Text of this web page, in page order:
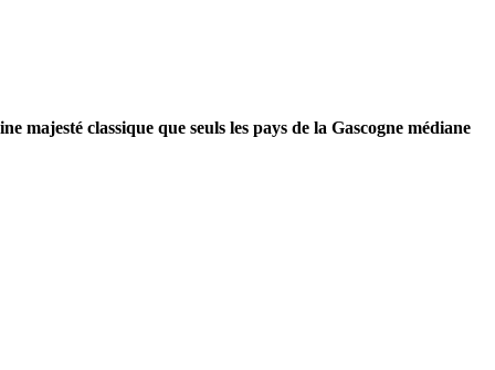
majesté classique que seuls les pays de la Gascogne médiane